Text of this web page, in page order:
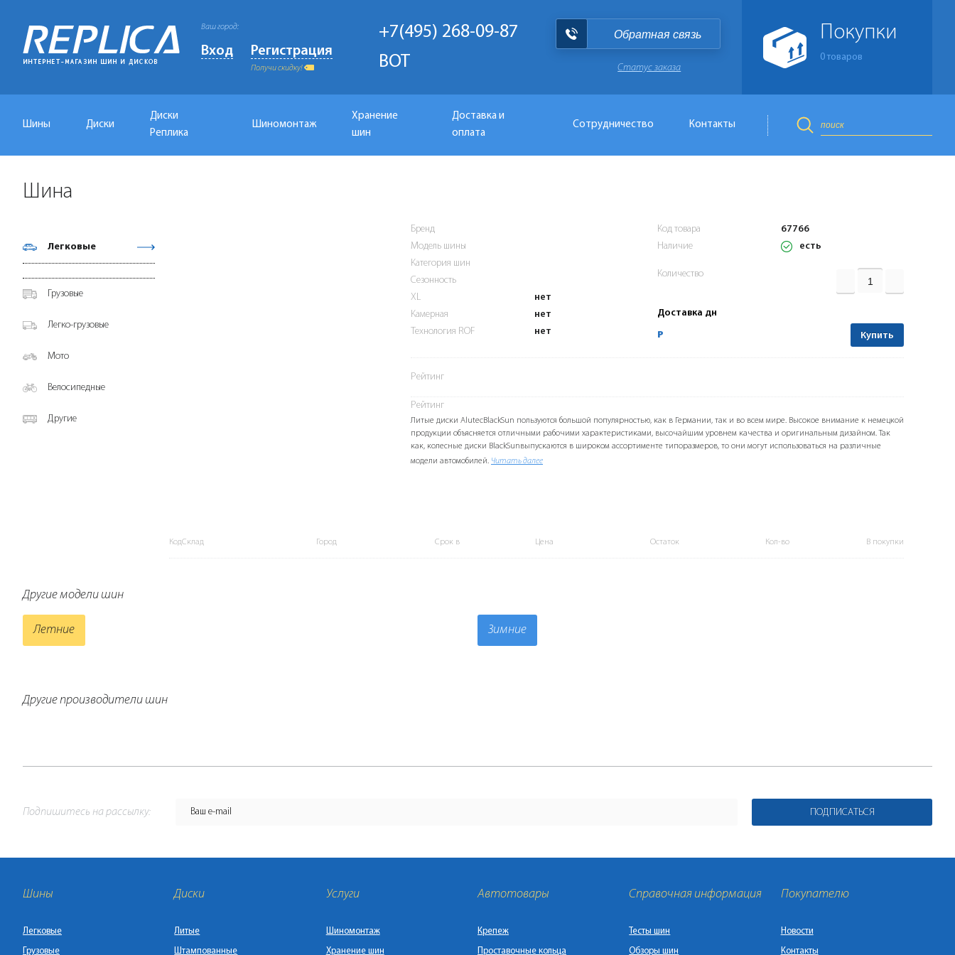
Ваш город:
Вход Регистрация
Получи скидку!
+7(495) 268-09-87
BOT
Обратная связь
Статус заказа
Покупки
0 товаров
Шины Диски
Диски
Реплика
Шиномонтаж
Хранение
шин
Доставка и
оплата
Сотрудничество Контакты
Шина
Легковые
Грузовые
Легко-грузовые
Мото
Велосипедные
Другие
Бренд
Модель шины
Категория шин
Сезонность
XL
нет
Камерная
нет
Технология ROF
нет
Код товара
67766
Наличие
есть
Количество
Доставка дн
Р Купить
Рейтинг
Рейтинг
Литые диски AlutecBlackSun пользуются большой популярностью, как в Германии, так и во всем мире. Высокое внимание к немецкой
продукции объясняется отличными рабочими характеристиками, высочайшим уровнем качества и оригинальным дизайном. Так
как, колесные диски BlackSunвыпускаются в широком ассортименте типоразмеров, то они могут использоваться на различные
модели автомобилей. Читать далее
КодСклад Город Срок в Цена Остаток Кол-во В покупки
Другие модели шин
Летние Зимние
Другие производители шин
Подпишитесь на рассылку: ПОДПИСАТЬСЯ
Шины
Легковые
Грузовые
Диски
Литые
Штампованные
Услуги
Шиномонтаж
Хранение шин
Автотовары
Крепеж
Проставочные кольца
Справочная информация
Тесты шин
Обзоры шин
Покупателю
Новости
Контакты